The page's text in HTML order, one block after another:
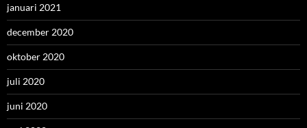
januari 2021
december 2020
oktober 2020
juli 2020
juni 2020